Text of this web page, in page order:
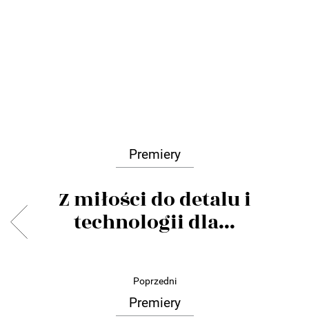
Premiery
Z miłości do detalu i
technologii dla...
Poprzedni
Premiery